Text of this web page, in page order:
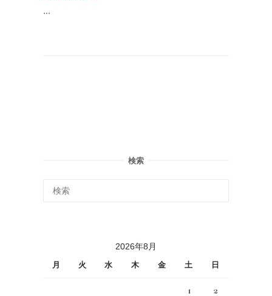
...
検索
2026年8月
月 火 水 木 金 土 日
1
2